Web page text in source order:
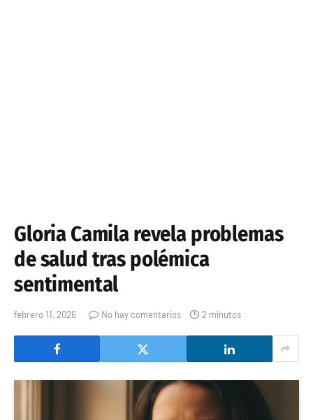
Gloria Camila revela problemas
de salud tras polémica
sentimental
febrero 11, 2026 No hay comentarios 2 minutos